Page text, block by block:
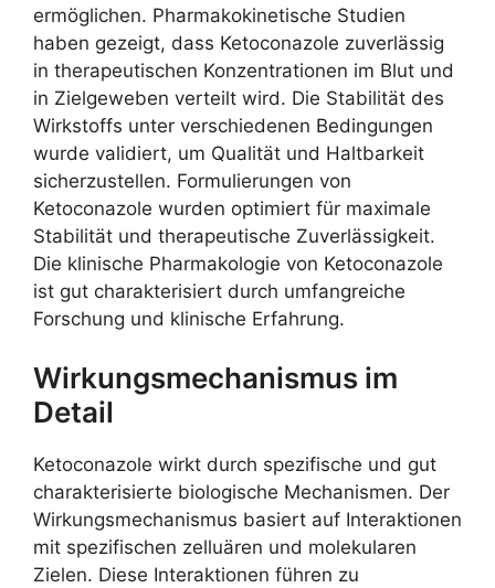
ermöglichen. Pharmakokinetische Studien
haben gezeigt, dass Ketoconazole zuverlässig
in therapeutischen Konzentrationen im Blut und
in Zielgeweben verteilt wird. Die Stabilität des
Wirkstoffs unter verschiedenen Bedingungen
wurde validiert, um Qualität und Haltbarkeit
sicherzustellen. Formulierungen von
Ketoconazole wurden optimiert für maximale
Stabilität und therapeutische Zuverlässigkeit.
Die klinische Pharmakologie von Ketoconazole
ist gut charakterisiert durch umfangreiche
Forschung und klinische Erfahrung.
Wirkungsmechanismus im
Detail
Ketoconazole wirkt durch spezifische und gut
charakterisierte biologische Mechanismen. Der
Wirkungsmechanismus basiert auf Interaktionen
mit spezifischen zelluären und molekularen
Zielen. Diese Interaktionen führen zu